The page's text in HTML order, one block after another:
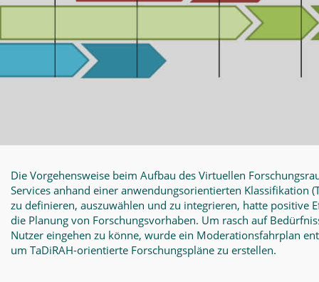
Die Vorgehensweise beim Aufbau des Virtuellen
Services anhand einer anwendungsorientierten Klassifikation
zu definieren, auszuwählen und zu integrieren, hatte positive
die Planung von Forschungsvorhaben. Um rasch auf
Nutzer eingehen zu könne, wurde ein Moderationsfahrplan
um TaDiRAH-orientierte Forschungspläne zu erstellen.